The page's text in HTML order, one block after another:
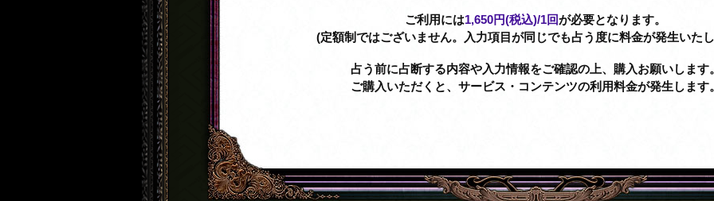
ご利用には1,650円(税込)/1回が必要となります。
(定額制ではございません。入力項目が同じでも占う度に料金が発生いた
占う前に占断する内容や入力情報をご確認の上、購入お願いします
ご購入いただくと、サービス・コンテンツの利用料金が発生します